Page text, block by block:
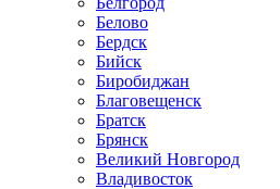
Белово
Бердск
Бийск
Биробиджан
Благовещенск
Братск
Брянск
Великий Новгород
Владивосток